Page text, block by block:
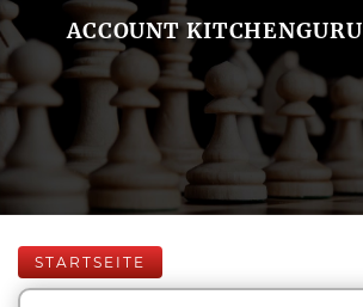
ACCOUNT KITCHENGURU
STARTSEITE